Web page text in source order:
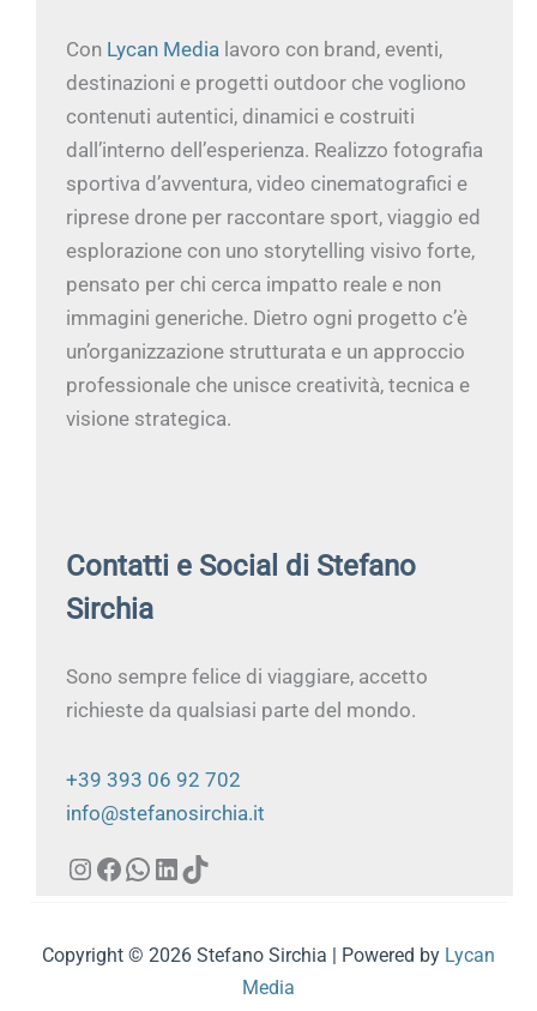
Con Lycan Media lavoro con brand, eventi,
destinazioni e progetti outdoor che vogliono
contenuti autentici, dinamici e costruiti
dall’interno dell’esperienza. Realizzo fotografia
sportiva d’avventura, video cinematografici e
riprese drone per raccontare sport, viaggio ed
esplorazione con uno storytelling visivo forte,
pensato per chi cerca impatto reale e non
immagini generiche. Dietro ogni progetto c’è
un’organizzazione strutturata e un approccio
professionale che unisce creatività, tecnica e
visione strategica.
Contatti e Social di Stefano
Sirchia
Sono sempre felice di viaggiare, accetto
richieste da qualsiasi parte del mondo.
+39 393 06 92 702
info@stefanosirchia.it
Copyright © 2026 Stefano Sirchia | Powered by Lycan
Media